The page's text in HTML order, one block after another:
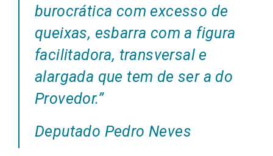
burocrática com excesso de
queixas, esbarra com a figura
facilitadora, transversal e
alargada que tem de ser a do
Provedor.”
Deputado Pedro Neves